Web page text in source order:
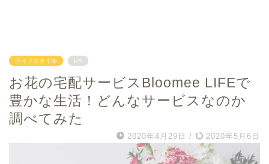
ライフスタイル PR
お花の宅配サービスBloomee LIFEで
豊かな生活！どんなサービスなのか
調べてみた
2020年4月29日 / 2020年5月6日